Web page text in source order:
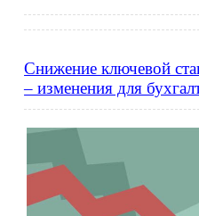
Снижение ключевой
– изменения для